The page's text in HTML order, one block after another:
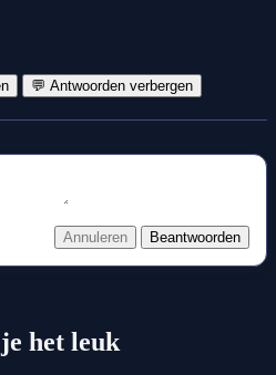
💬 Antwoorden verbergen
Annuleren Beantwoorden
het leuk